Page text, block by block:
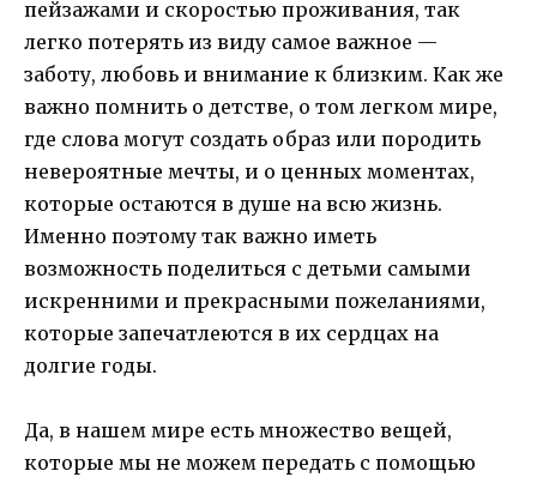
пейзажами и скоростью проживания, так
легко потерять из виду самое важное —
заботу, любовь и внимание к близким. Как же
важно помнить о детстве, о том легком мире,
где слова могут создать образ или породить
невероятные мечты, и о ценных моментах,
которые остаются в душе на всю жизнь.
Именно поэтому так важно иметь
возможность поделиться с детьми самыми
искренними и прекрасными пожеланиями,
которые запечатлеются в их сердцах на
долгие годы.
Да, в нашем мире есть множество вещей,
которые мы не можем передать с помощью